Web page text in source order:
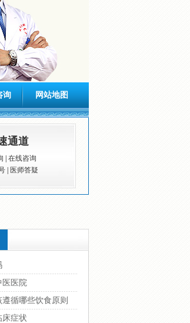
询 网站地图
通道
在线咨询
医师答疑
医医院
循哪些饮食原则
床症状